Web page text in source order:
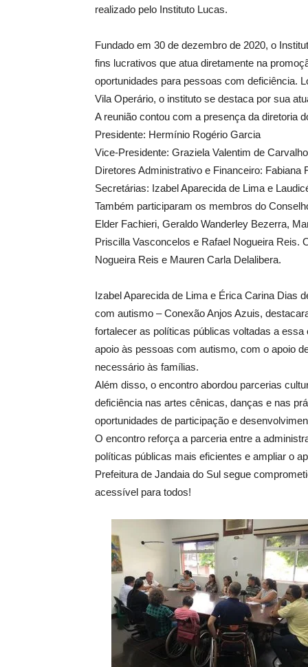
realizado pelo Instituto Lucas.
Fundado em 30 de dezembro de 2020, o
fins lucrativos que atua diretamente na
oportunidades para pessoas com deficiência.
Vila Operário, o instituto se destaca por sua
A reunião contou com a presença da diretoria
Presidente: Hermínio Rogério Garcia
Vice-Presidente: Graziela Valentim de Carvalho
Diretores Administrativo e Financeiro: Fabiana
Secretárias: Izabel Aparecida de Lima e
Também participaram os membros do
Elder Fachieri, Geraldo Wanderley Bezerra,
Priscilla Vasconcelos e Rafael Nogueira Reis.
Nogueira Reis e Mauren Carla Delalibera.
Izabel Aparecida de Lima e Érica Carina Dias
com autismo – Conexão Anjos Azuis,
fortalecer as políticas públicas voltadas a
apoio às pessoas com autismo, com o apoio
necessário às famílias.
Além disso, o encontro abordou parcerias
deficiência nas artes cênicas, danças e nas
oportunidades de participação e
O encontro reforça a parceria entre a
políticas públicas mais eficientes e ampliar o
Prefeitura de Jandaia do Sul segue
acessível para todos!